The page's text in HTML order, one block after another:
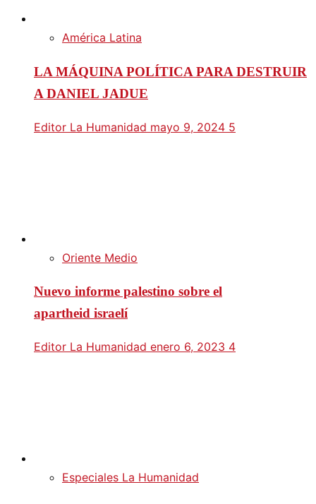
América Latina
LA MÁQUINA POLÍTICA PARA DESTRUIR
A DANIEL JADUE
Editor La Humanidad mayo 9, 2024 5
Oriente Medio
Nuevo informe palestino sobre el
apartheid israelí
Editor La Humanidad enero 6, 2023 4
Especiales La Humanidad